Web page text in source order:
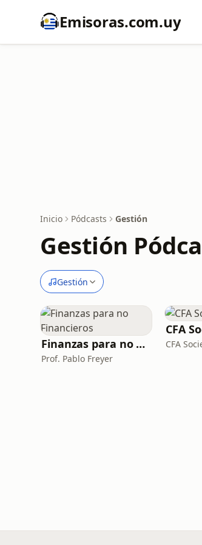
Emisoras.com.uy
Inicio Pódcasts Gestión
Gestión
Gestión
Finanzas para no Financieros
Prof. Pablo Freyer
CFA